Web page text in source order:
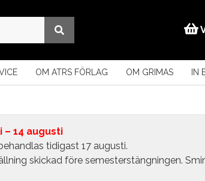
OM ATRS FÖRLAG OM GRIMAS IN
– 14 augusti
tidigast 17 augusti.
skickad före semesterstängningen.